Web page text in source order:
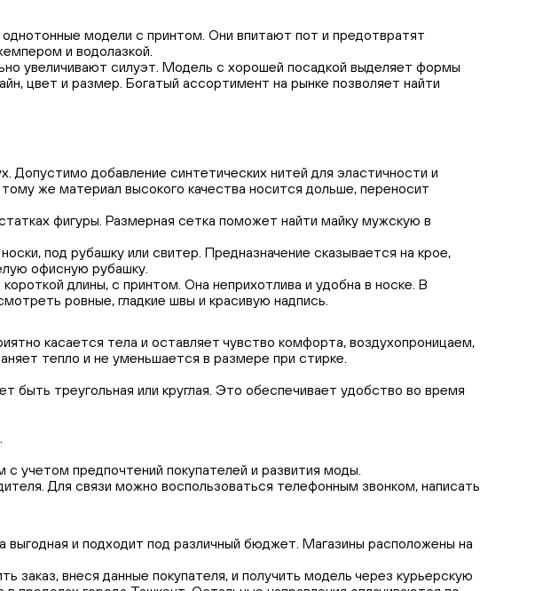
модели с принтом. Они впитают пот и предотвратят
и водолазкой.
увеличивают силуэт. Модель с хорошей посадкой выделяет формы
цвет и размер. Богатый ассортимент на рынке позволяет найти
добавление синтетических нитей для эластичности и
же материал высокого качества носится дольше, переносит
фигуры. Размерная сетка поможет найти майку мужскую в
под рубашку или свитер. Предназначение сказывается на крое,
офисную рубашку.
длины, с принтом. Она неприхотлива и удобна в носке. В
ровные, гладкие швы и красивую надпись.
касается тела и оставляет чувство комфорта, воздухопроницаем,
тепло и не уменьшается в размере при стирке.
треугольная или круглая. Это обеспечивает удобство во время
учетом предпочтений покупателей и развития моды.
Для связи можно воспользоваться телефонным звонком, написать
и подходит под различный бюджет. Магазины расположены на
заказ, внеся данные покупателя, и получить модель через курьерскую